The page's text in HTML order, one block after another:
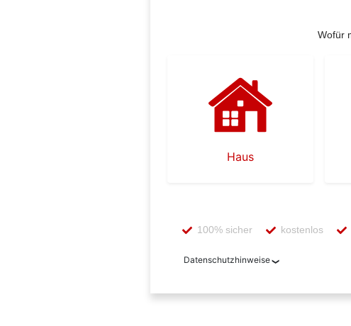
Wofür
Haus
100% sicher kostenlos
Datenschutzhinweise
übermittelt. Diese Daten werden zur